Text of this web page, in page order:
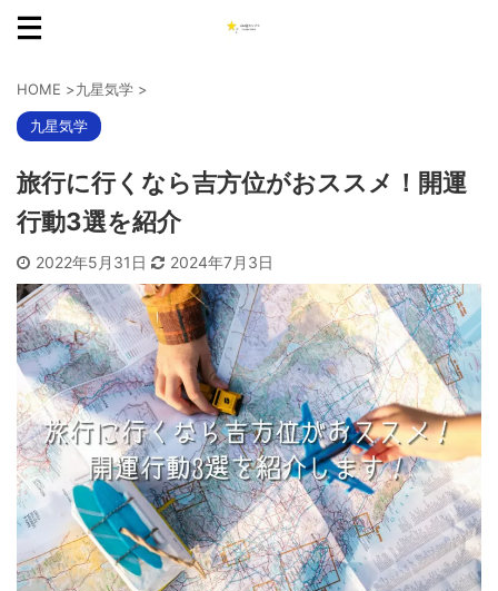
HOME >九星気学 >
九星気学
旅行に行くなら吉方位がおススメ！開運
行動3選を紹介
2022年5月31日 2024年7月3日